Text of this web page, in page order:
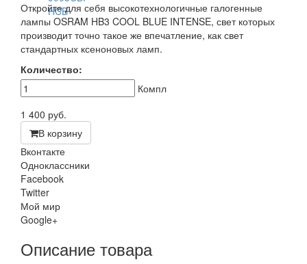
Откройте для себя высокотехнологичные галогенные
лампы OSRAM HB3 COOL BLUE INTENSE, свет которых
производит точно такое же впечатление, как свет
стандартных ксеноновых ламп.
Количество:
Компл
1 400 руб.
В корзину
Вконтакте
Одноклассники
Facebook
Twitter
Мой мир
Google+
Описание товара